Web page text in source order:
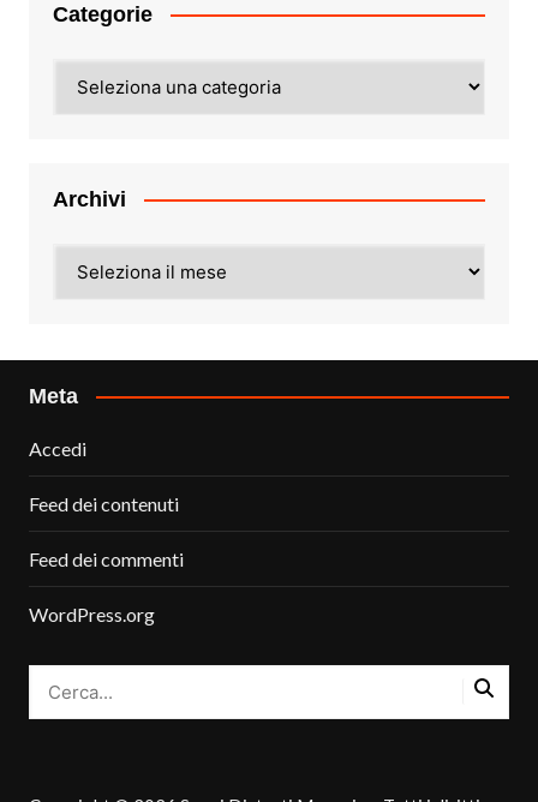
Categorie
Archivi
Meta
Accedi
Feed dei contenuti
Feed dei commenti
WordPress.org